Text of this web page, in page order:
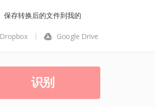
保存转换后的文件到我的
Dropbox Google Drive
识别